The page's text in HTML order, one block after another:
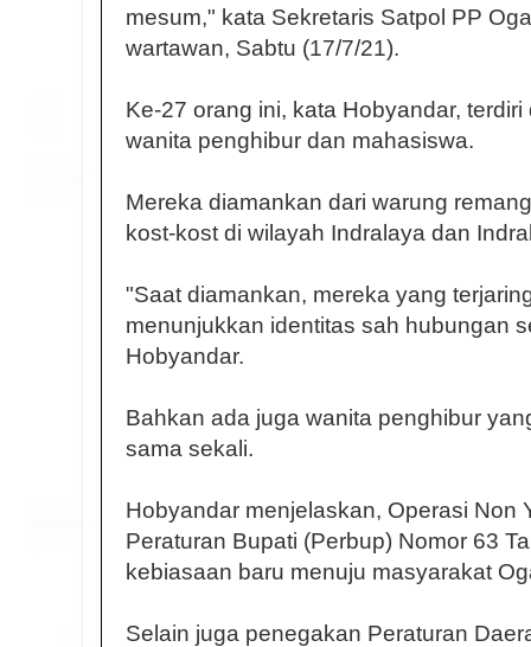
mesum," kata Sekretaris Satpol PP
wartawan, Sabtu (17/7/21).
Ke-27 orang ini, kata Hobyandar,
wanita penghibur dan mahasiswa.
Mereka diamankan dari warung
kost-kost di wilayah Indralaya dan
"Saat diamankan, mereka yang
menunjukkan identitas sah hubungan
Hobyandar.
Bahkan ada juga wanita penghibur
sama sekali.
Hobyandar menjelaskan, Operasi Non
Peraturan Bupati (Perbup) Nomor 63
kebiasaan baru menuju masyarakat
Selain juga penegakan Peraturan